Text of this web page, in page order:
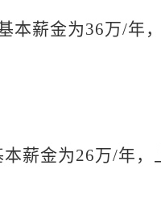
本薪金为36万/年
薪金为26万/年，